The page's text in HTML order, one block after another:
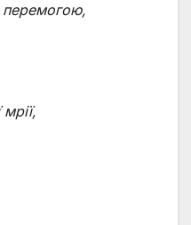
перемогою,